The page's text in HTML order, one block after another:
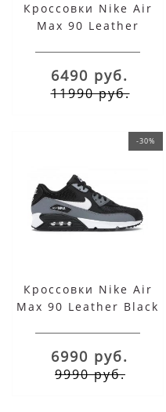
Кроссовки Nike Air
Max 90 Leather
6490 руб.
11990 руб.
-30%
Кроссовки Nike Air
Max 90 Leather Black
6990 руб.
9990 руб.